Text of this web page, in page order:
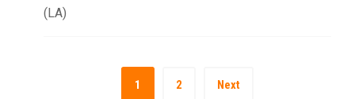
(LA)
1 2 Next